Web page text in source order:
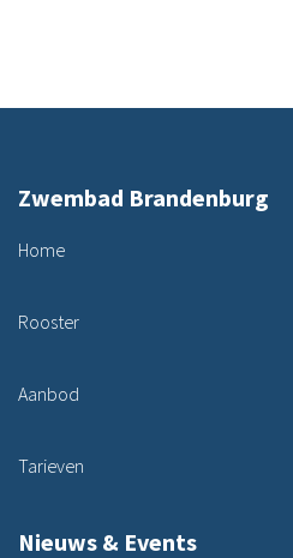
Zwembad Brandenburg
Home
Rooster
Aanbod
Tarieven
Nieuws & Events